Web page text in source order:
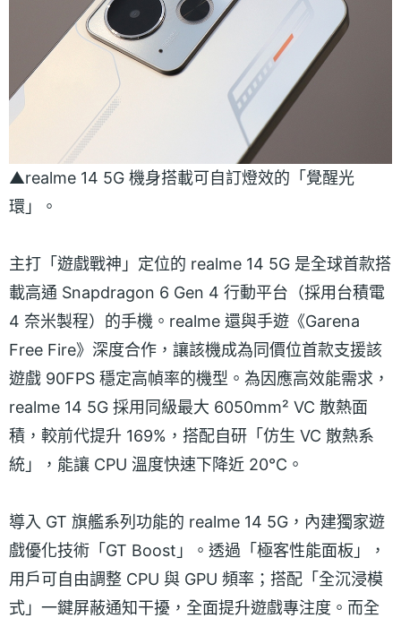
▲realme 14 5G 機身搭載可自訂燈效的「覺醒光
環」。
主打「遊戲戰神」定位的 realme 14 5G 是全球首款搭
載高通 Snapdragon 6 Gen 4 行動平台（採用台積電
4 奈米製程）的手機。realme 還與手遊《Garena
Free Fire》深度合作，讓該機成為同價位首款支援該
遊戲 90FPS 穩定高幀率的機型。為因應高效能需求，
realme 14 5G 採用同級最大 6050mm² VC 散熱面
積，較前代提升 169%，搭配自研「仿生 VC 散熱系
統」，能讓 CPU 溫度快速下降近 20°C。
導入 GT 旗艦系列功能的 realme 14 5G，內建獨家遊
戲優化技術「GT Boost」。透過「極客性能面板」，
用戶可自由調整 CPU 與 GPU 頻率；搭配「全沉浸模
式」一鍵屏蔽通知干擾，全面提升遊戲專注度。而全